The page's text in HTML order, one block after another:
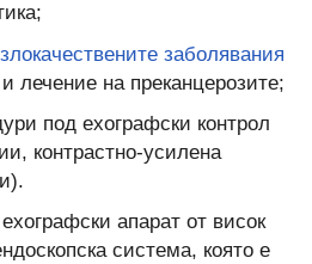
злокачествените заболявания
лечение на преканцерозите;
под ехографски контрол
контрастно-усилена
апарат от висок
система, която е